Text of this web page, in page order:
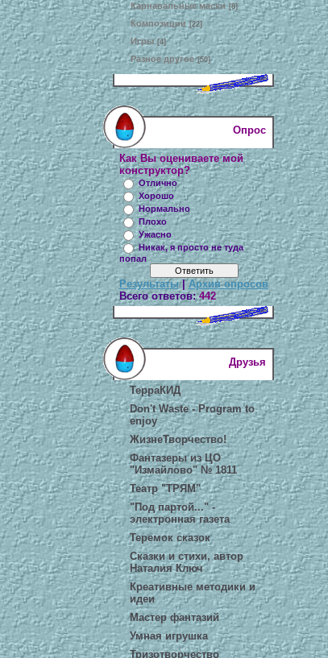
Карнавальные маски [8]
Композиции [22]
Игры [4]
Разное другое [50]
Опрос
Как Вы оцениваете мой
конструктор?
Отлично
Хорошо
Нормально
Плохо
Ужасно
Никак, я просто не туда
попал
Результаты|Архив опросов
Всего ответов:442
Друзья
ТерраКИД
Don't Waste - Program to
enjoy
ЖизнеТворчество!
Фантазеры из ЦО
"Измайлово" № 1811
Театр "ТРЯМ"
"Под партой..." -
электронная газета
Теремок сказок
Сказки и стихи, автор
Наталия Ключ
Креативные методики и
идеи
Мастер фантазий
Умная игрушка
Тризотворчество